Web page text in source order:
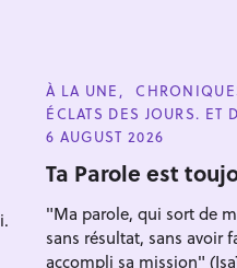
C
A
T
E
O
R
E
S
À LA UNE
ÉCLATS DES JOURS. ET
6 AUGUST 2026
Ta Parole est
"Ma parole, qui sort de
sans résultat, sans avoir
accompli sa mission"